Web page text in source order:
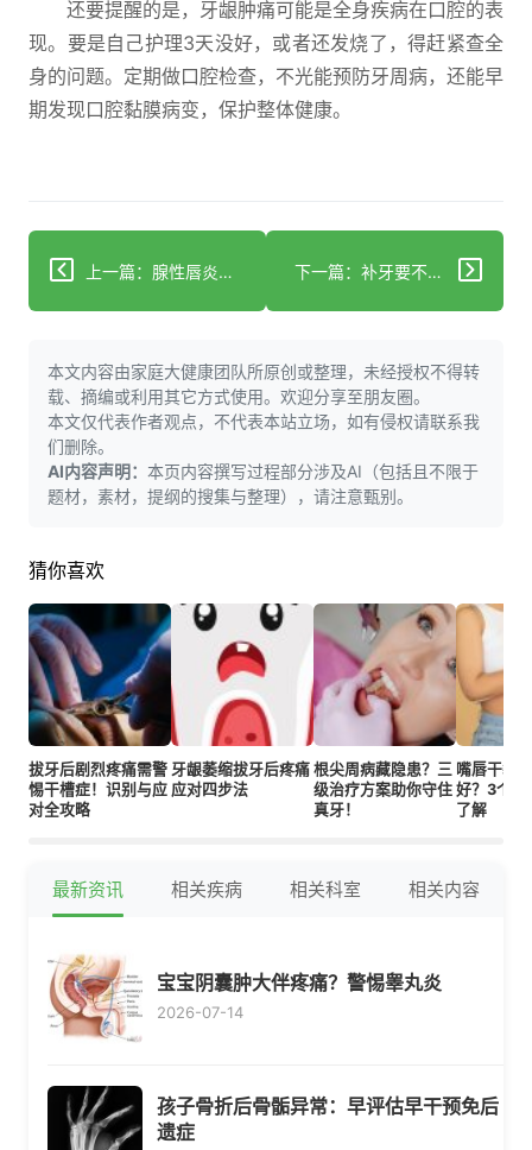
还要提醒的是，牙龈肿痛可能是全身疾病在口腔的表
现。要是自己护理3天没好，或者还发烧了，得赶紧查全
身的问题。定期做口腔检查，不光能预防牙周病，还能早
期发现口腔黏膜病变，保护整体健康。
上一篇：腺性唇炎≠唇囊肿：精准区分护唇部健康 下一篇：补牙要不要根管？看牙髓是否感染
本文内容由家庭大健康团队所原创或整理，未经授权不得转
载、摘编或利用其它方式使用。欢迎分享至朋友圈。
本文仅代表作者观点，不代表本站立场，如有侵权请联系我
们删除。
AI内容声明： 本页内容撰写过程部分涉及AI（包括且不限于
题材，素材，提纲的搜集与整理），请注意甄别。
猜你喜欢
拔牙后剧烈疼痛需警
惕干槽症！识别与应
对全攻略
牙龈萎缩拔牙后疼痛
应对四步法
根尖周病藏隐患？三
级治疗方案助你守住
真牙！
嘴唇干裂
好？3个真
了解
最新资讯 相关疾病 相关科室 相关内容
宝宝阴囊肿大伴疼痛？警惕睾丸炎
2026-07-14
孩子骨折后骨骺异常：早评估早干预免后
遗症